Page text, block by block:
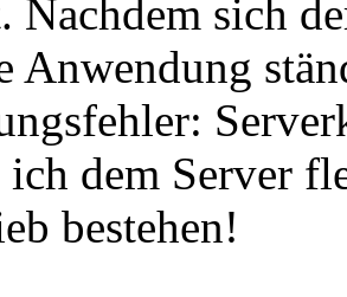
Nachdem sich
Anwendung
ich dem Server
bestehen!